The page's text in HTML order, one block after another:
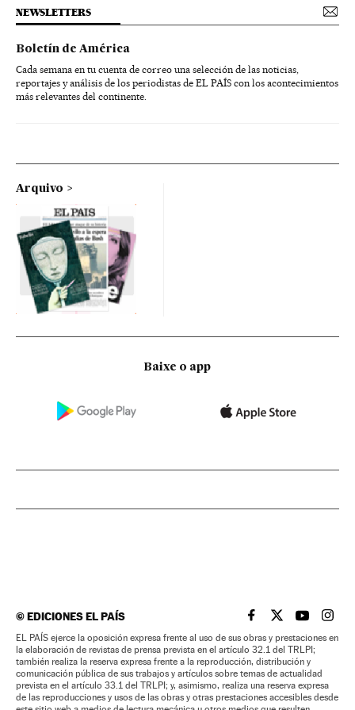
NEWSLETTERS
Boletín de América
Cada semana en tu cuenta de correo una selección de las noticias,
reportajes y análisis de los periodistas de EL PAÍS con los acontecimientos
más relevantes del continente.
Arquivo
Baixe o app
©EDICIONES EL PAÍS EL PAÍS BRASIL EN
EL PAÍSEL PAÍS
EL
EL PAÍS ejerce la oposición expresa frente al uso de sus obras y prestaciones en
la elaboración de revistas de prensa prevista en el artículo 32.1 del TRLPI;
también realiza la reserva expresa frente a la reproducción, distribución y
comunicación pública de sus trabajos y artículos sobre temas de actualidad
prevista en el artículo 33.1 del TRLPI; y, asimismo, realiza una reserva expresa
de las reproducciones y usos de las obras y otras prestaciones accesibles desde